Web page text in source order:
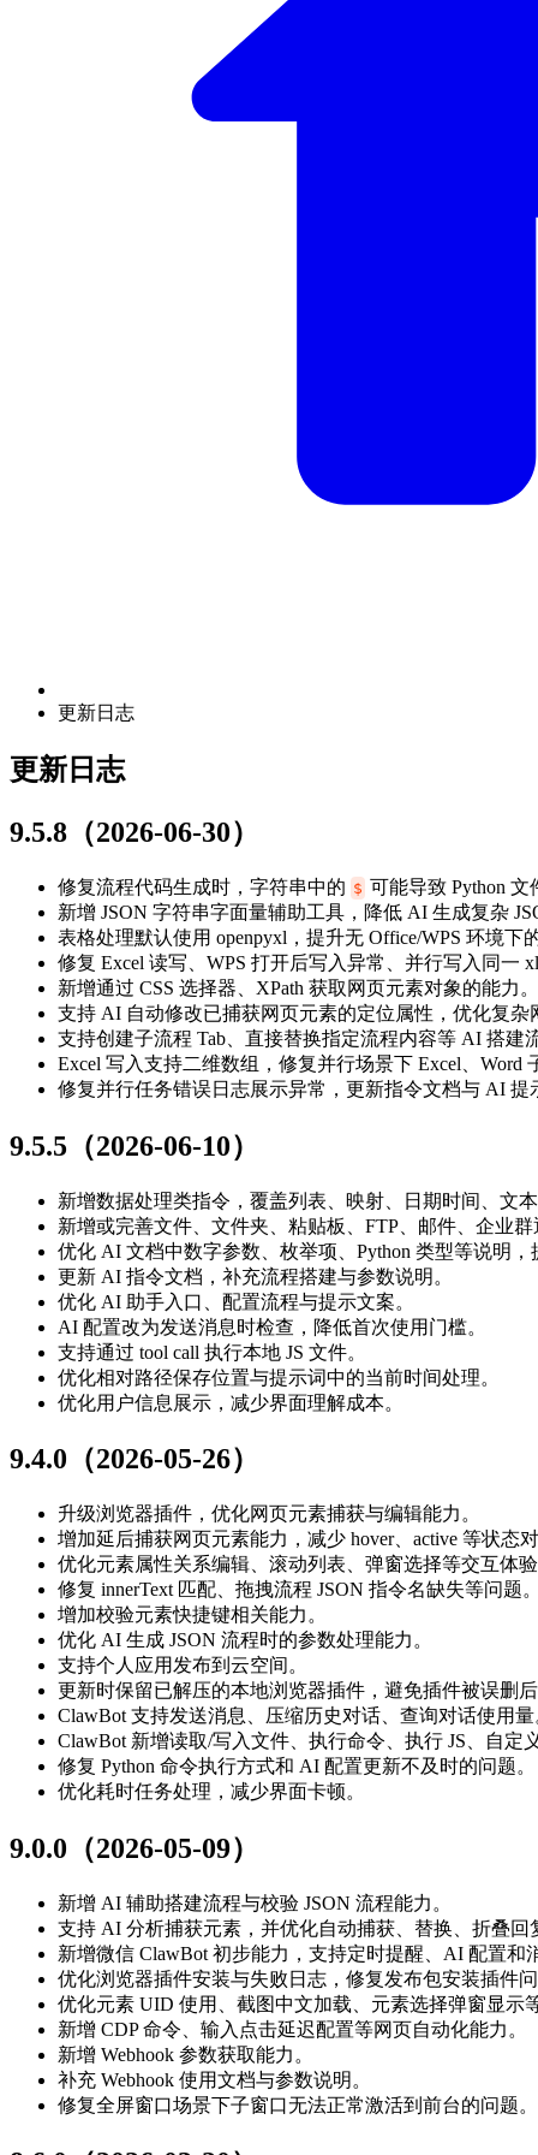
更新日志
更新日志
9.5.8（2026-06-30）
修复流程代码生成时，字符串中的 $ 可能导致 Python 文
新增 JSON 字符串字面量辅助工具，降低 AI 生成复杂
表格处理默认使用 openpyxl，提升无 Office/WPS 环境下
修复 Excel 读写、WPS 打开后写入异常、并行写入同一
新增通过 CSS 选择器、XPath 获取网页元素对象的能力。
支持 AI 自动修改已捕获网页元素的定位属性，优化复杂
支持创建子流程 Tab、直接替换指定流程内容等 AI 搭建
Excel 写入支持二维数组，修复并行场景下 Excel、Word
修复并行任务错误日志展示异常，更新指令文档与 AI 提
9.5.5（2026-06-10）
新增数据处理类指令，覆盖列表、映射、日期时间、文
新增或完善文件、文件夹、粘贴板、FTP、邮件、企业群
优化 AI 文档中数字参数、枚举项、Python 类型等说明，
更新 AI 指令文档，补充流程搭建与参数说明。
优化 AI 助手入口、配置流程与提示文案。
AI 配置改为发送消息时检查，降低首次使用门槛。
支持通过 tool call 执行本地 JS 文件。
优化相对路径保存位置与提示词中的当前时间处理。
优化用户信息展示，减少界面理解成本。
9.4.0（2026-05-26）
升级浏览器插件，优化网页元素捕获与编辑能力。
增加延后捕获网页元素能力，减少 hover、active 等状态
优化元素属性关系编辑、滚动列表、弹窗选择等交互体验
修复 innerText 匹配、拖拽流程 JSON 指令名缺失等问题。
增加校验元素快捷键相关能力。
优化 AI 生成 JSON 流程时的参数处理能力。
支持个人应用发布到云空间。
更新时保留已解压的本地浏览器插件，避免插件被误删后
ClawBot 支持发送消息、压缩历史对话、查询对话使用量
ClawBot 新增读取/写入文件、执行命令、执行 JS、自定
修复 Python 命令执行方式和 AI 配置更新不及时的问题。
优化耗时任务处理，减少界面卡顿。
9.0.0（2026-05-09）
新增 AI 辅助搭建流程与校验 JSON 流程能力。
支持 AI 分析捕获元素，并优化自动捕获、替换、折叠回
新增微信 ClawBot 初步能力，支持定时提醒、AI 配置和
优化浏览器插件安装与失败日志，修复发布包安装插件问
优化元素 UID 使用、截图中文加载、元素选择弹窗显示
新增 CDP 命令、输入点击延迟配置等网页自动化能力。
新增 Webhook 参数获取能力。
补充 Webhook 使用文档与参数说明。
修复全屏窗口场景下子窗口无法正常激活到前台的问题。